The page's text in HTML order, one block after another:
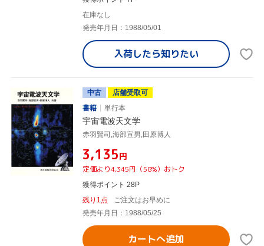
在庫なし
発売年月日：1988/05/01
入荷したら知りたい
中古
店舗受取可
書籍
単行本
宇宙電波天文学
赤羽賢司,海部宣男,田原博人
¥3,135円
定価より4,345円（58%）おトク
獲得ポイント 28P
残り1点
ご注文はお早めに
発売年月日：1988/05/25
カートへ追加